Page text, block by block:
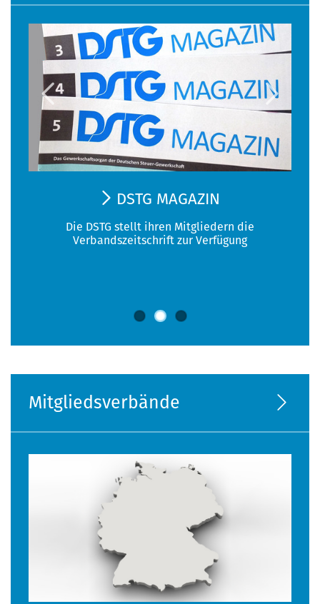
DSTG MAGAZIN
Die DSTG stellt ihren Mitgliedern die
Verbandszeitschrift zur Verfügung
Mitgliedsverbände